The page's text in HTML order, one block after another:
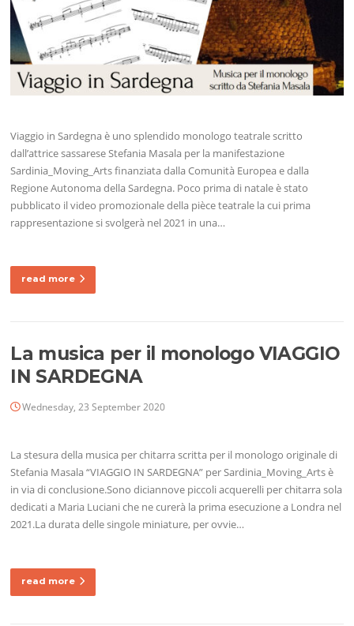
Viaggio in Sardegna è uno splendido monologo teatrale scritto
dall’attrice sassarese Stefania Masala per la manifestazione
Sardinia_Moving_Arts finanziata dalla Comunità Europea e dalla
Regione Autonoma della Sardegna. Poco prima di natale è stato
pubblicato il video promozionale della pièce teatrale la cui prima
rappresentazione si svolgerà nel 2021 in una…
read more
La musica per il monologo VIAGGIO
IN SARDEGNA
Wednesday, 23 September 2020
La stesura della musica per chitarra scritta per il monologo originale di
Stefania Masala “VIAGGIO IN SARDEGNA” per Sardinia_Moving_Arts è
in via di conclusione.Sono diciannove piccoli acquerelli per chitarra sola
dedicati a Maria Luciani che ne curerà la prima esecuzione a Londra nel
2021.La durata delle singole miniature, per ovvie…
read more